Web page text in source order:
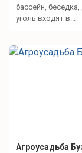
бассейн,
уголь входят в...
Агроусадьба